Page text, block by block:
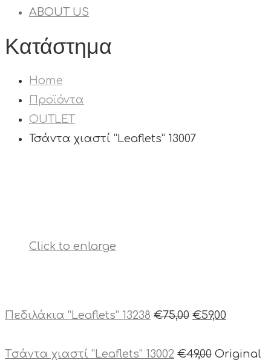
ABOUT US
Κατάστημα
Home
Προϊόντα
OUTLET
Τσάντα χιαστί “Leaflets” 13007
Click to enlarge
Πεδιλάκια “Leaflets” 13238 €75,00 €59,00
Tσάντα χιαστί “Leaflets” 13002 €49,00 Original